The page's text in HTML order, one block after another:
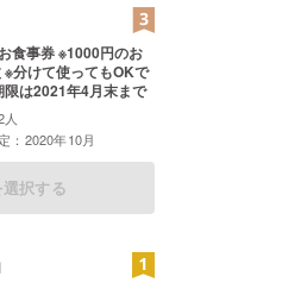
食事券 ※1000円のお
※分けて使ってもOKで
限は2021年4月末まで
：2020年10月
択する